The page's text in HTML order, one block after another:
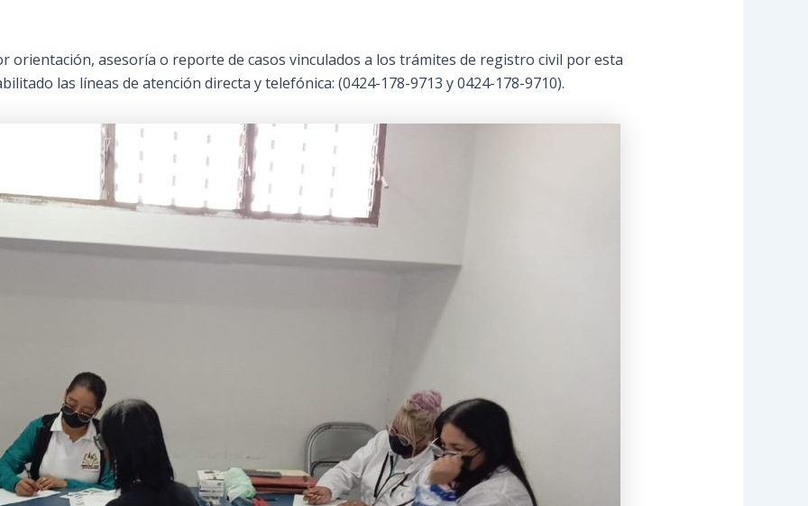
orientación, asesoría o reporte de casos vinculados a los trámites de registro civil por esta
las líneas de atención directa y telefónica: (0424-178-9713 y 0424-178-9710).